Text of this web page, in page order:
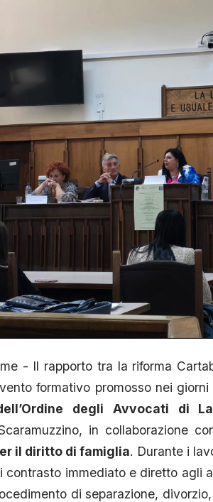
- Il rapporto tra la riforma
formativo promosso nei
degli Avvocati di
in collaborazione
il diritto di famiglia. Durante i
immediato e diretto agli
di separazione,